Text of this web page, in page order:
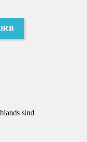
sind